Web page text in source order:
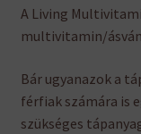
A Living
multivitamin/
Bár ugyanazok a
férfiak számára is
szükséges